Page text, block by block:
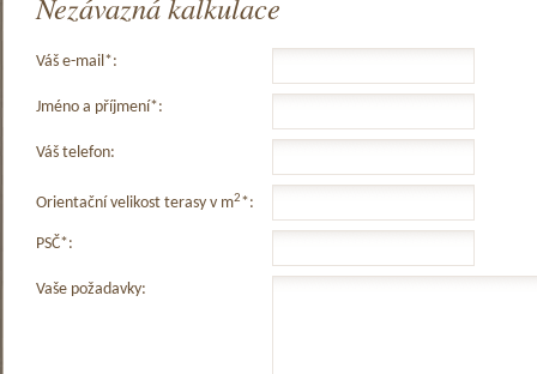
Nezávazná kalkulace
Váš e-mail*:
Jméno a příjmení*:
Váš telefon:
Orientační velikost terasy v m2*:
PSČ*:
Vaše požadavky: